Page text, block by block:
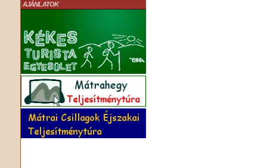
AJÁNLATOK